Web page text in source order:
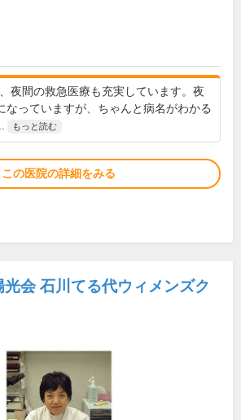
夜間の救急医療も充実しています。夜
なっていますが、ちゃんと病名がわかる
もっと読む
この医院の詳細をみる
光会 石川てる代ウィメンズク